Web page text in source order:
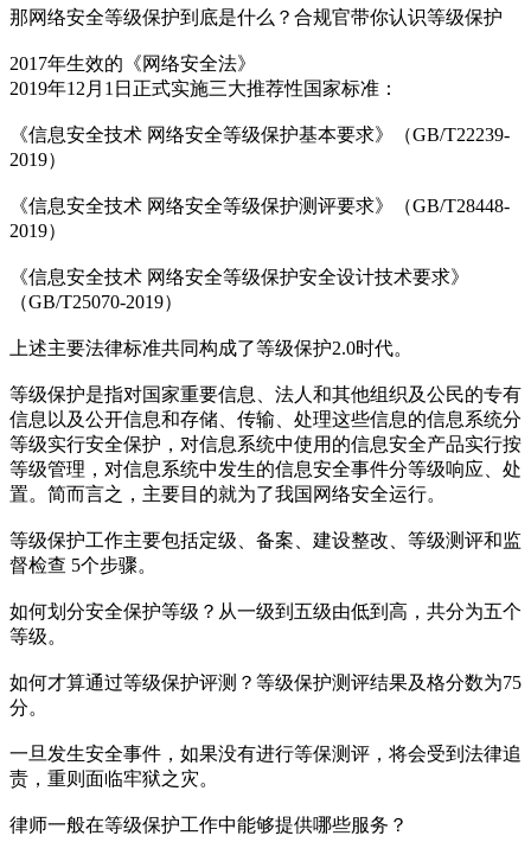
那网络安全等级保护到底是什么？合规官带你认识等级保护
2017年生效的《网络安全法》
2019年12月1日正式实施三大推荐性国家标准：
《信息安全技术 网络安全等级保护基本要求》（GB/T22239-
2019）
《信息安全技术 网络安全等级保护测评要求》（GB/T28448-
2019）
《信息安全技术 网络安全等级保护安全设计技术要求》
（GB/T25070-2019）
上述主要法律标准共同构成了等级保护2.0时代。
等级保护是指对国家重要信息、法人和其他组织及公民的专有
信息以及公开信息和存储、传输、处理这些信息的信息系统分
等级实行安全保护，对信息系统中使用的信息安全产品实行按
等级管理，对信息系统中发生的信息安全事件分等级响应、处
置。简而言之，主要目的就为了我国网络安全运行。
等级保护工作主要包括定级、备案、建设整改、等级测评和监
督检查 5个步骤。
如何划分安全保护等级？从一级到五级由低到高，共分为五个
等级。
如何才算通过等级保护评测？等级保护测评结果及格分数为75
分。
一旦发生安全事件，如果没有进行等保测评，将会受到法律追
责，重则面临牢狱之灾。
律师一般在等级保护工作中能够提供哪些服务？